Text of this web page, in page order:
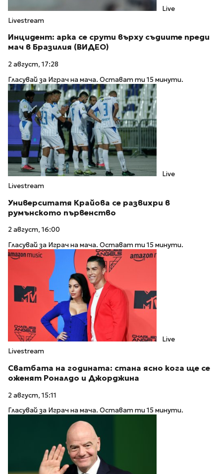
Live
Livestream
Инцидент: арка се срути върху съдиите преди
мач в Бразилия (ВИДЕО)
2 август, 17:28
Гласувай за Играч на мача. Остават ти 15 минути.
Live
Livestream
Университатя Крайова се развихри в
румънското първенство
2 август, 16:00
Гласувай за Играч на мача. Остават ти 15 минути.
Live
Livestream
Сватбата на годината: стана ясно кога ще се
оженят Роналдо и Джорджина
2 август, 15:11
Гласувай за Играч на мача. Остават ти 15 минути.